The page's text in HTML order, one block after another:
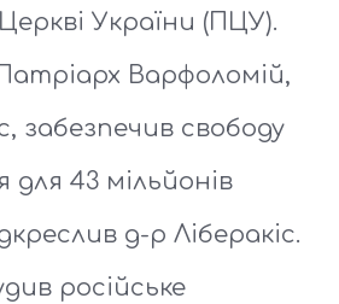
України (ПЦУ).
Варфоломій,
забезпечив свободу
для 43 мільйонів
д-р Ліберакіс.
російське